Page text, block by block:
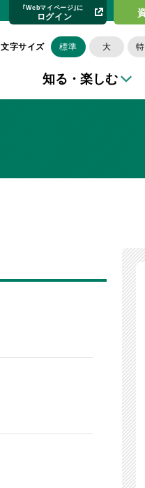
｢Webマイページ｣に
ログイン
文字サイズ 標準 大
知る・楽しむ